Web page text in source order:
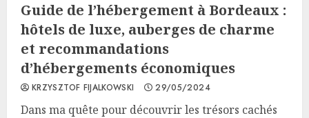
Guide de l’hébergement à Bordeaux :
hôtels de luxe, auberges de charme
et recommandations
d’hébergements économiques
KRZYSZTOF FIJALKOWSKI 29/05/2024
Dans ma quête pour découvrir les trésors cachés